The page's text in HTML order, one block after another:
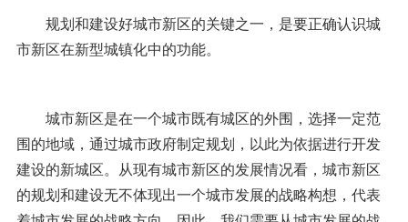
规划和建设好城市新区的关键之一，是要正确认识城
市新区在新型城镇化中的功能。
城市新区是在一个城市既有城区的外围，选择一定范
围的地域，通过城市政府制定规划，以此为依据进行开发
建设的新城区。从现有城市新区的发展情况看，城市新区
的规划和建设无不体现出一个城市发展的战略构想，代表